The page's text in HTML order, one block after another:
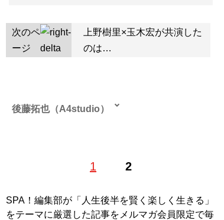
次のペ
ージ
上野樹里×玉木宏が共演した
のは…
1 2
後藤拓也（A4studio）
SPA！編集部が「人生後半を賢く楽しく生きる」
をテーマに厳選した記事をメルマガ会員限定で毎